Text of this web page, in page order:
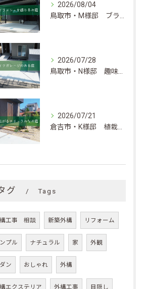
2026/08/04
鳥取市・M様邸 ブラックカラーがベースのスタイリッシュなお庭
2026/07/28
鳥取市・N様邸 趣味と暮らしの快適さを考慮したエクステリア
2026/07/21
倉吉市・K様邸 植栽が華やかさを添えるナチュラルなお庭
グ Tags
工事 相談 新築外構 リフォーム
プル ナチュラル 家 外観
ン おしゃれ 外構
エクステリア 外構工事 目隠し